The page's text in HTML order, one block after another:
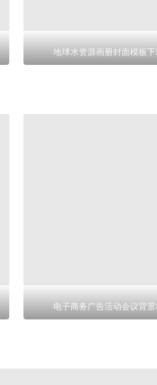
地球水资源画册封面模板
电子商务广告活动会议背